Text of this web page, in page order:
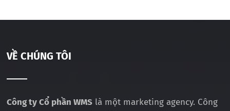
VỀ CHÚNG TÔI
Công ty Cổ phần WMS là một marketing agency. Công